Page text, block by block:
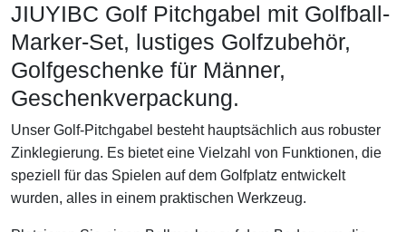
JIUYIBC Golf Pitchgabel mit Golfball-
Marker-Set, lustiges Golfzubehör,
Golfgeschenke für Männer,
Geschenkverpackung.
Unser Golf-Pitchgabel besteht hauptsächlich aus robuster
Zinklegierung. Es bietet eine Vielzahl von Funktionen, die
speziell für das Spielen auf dem Golfplatz entwickelt
wurden, alles in einem praktischen Werkzeug.